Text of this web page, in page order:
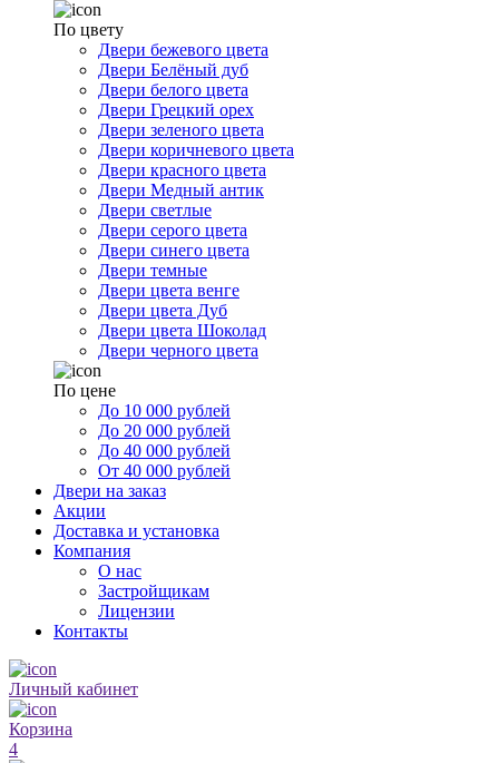
По цвету
Двери бежевого цвета
Двери Белёный дуб
Двери белого цвета
Двери Грецкий орех
Двери зеленого цвета
Двери коричневого цвета
Двери красного цвета
Двери Медный антик
Двери светлые
Двери серого цвета
Двери синего цвета
Двери темные
Двери цвета венге
Двери цвета Дуб
Двери цвета Шоколад
Двери черного цвета
По цене
До 10 000 рублей
До 20 000 рублей
До 40 000 рублей
От 40 000 рублей
Двери на заказ
Акции
Доставка и установка
Компания
О нас
Застройщикам
Лицензии
Контакты
Личный кабинет
Корзина
4